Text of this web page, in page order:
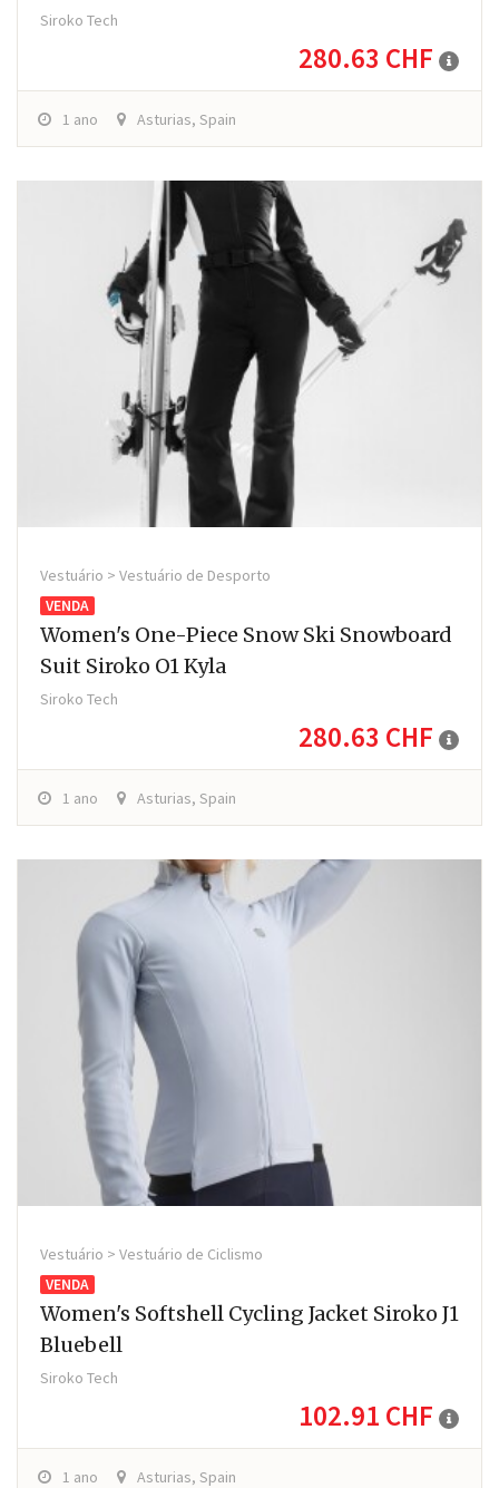
Siroko Tech
280.63 CHF
1 ano Asturias, Spain
Vestuário > Vestuário de Desporto
VENDA
Women's One-Piece Snow Ski Snowboard
Suit Siroko O1 Kyla
Siroko Tech
280.63 CHF
1 ano Asturias, Spain
Vestuário > Vestuário de Ciclismo
VENDA
Women's Softshell Cycling Jacket Siroko J1
Bluebell
Siroko Tech
102.91 CHF
1 ano Asturias, Spain